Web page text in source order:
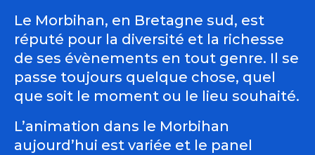
Le Morbihan, en Bretagne sud, est
réputé pour la diversité et la richesse
de ses évènements en tout genre. Il se
passe toujours quelque chose, quel
que soit le moment ou le lieu souhaité.
L’animation dans le Morbihan
aujourd’hui est variée et le panel